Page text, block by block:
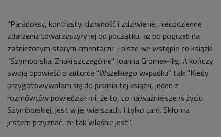
"Paradoksy, kontrasty, dziwność i zdziwienie, niecodzienne
zdarzenia towarzyszyły jej od początku, aż po pogrzeb na
zaśnieżonym starym cmentarzu - pisze we wstępie do książki
"Szymborska. Znaki szczególne" Joanna Gromek-Illg. A kończy
swoją opowieść o autorce "Wszelkiego wypadku" tak: "Kiedy
przygotowywałam się do pisania tej książki, jeden z
rozmówców powiedział mi, że to, co najważniejsze w życiu
Szymborskiej, jest w jej wierszach. I tylko tam. Skłonna
jestem przyznać, że tak właśnie jest".